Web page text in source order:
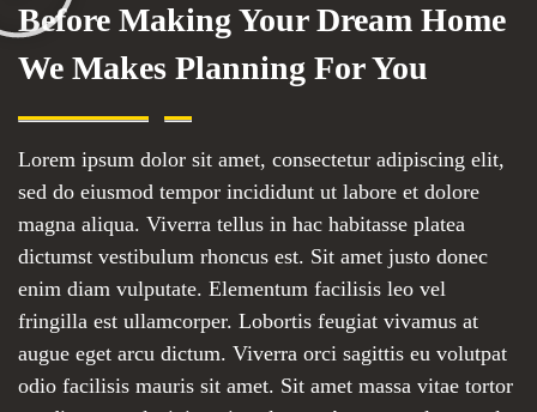
Before Making Your Dream Home
We Makes Planning For You
Lorem ipsum dolor sit amet, consectetur adipiscing elit,
sed do eiusmod tempor incididunt ut labore et dolore
magna aliqua. Viverra tellus in hac habitasse platea
dictumst vestibulum rhoncus est. Sit amet justo donec
enim diam vulputate. Elementum facilisis leo vel
fringilla est ullamcorper. Lobortis feugiat vivamus at
augue eget arcu dictum. Viverra orci sagittis eu volutpat
odio facilisis mauris sit amet. Sit amet massa vitae tortor